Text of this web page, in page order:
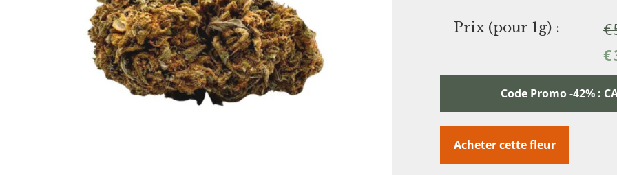
Prix (pour 1g) : €
€
Code Promo -42% :
Acheter cette fleur